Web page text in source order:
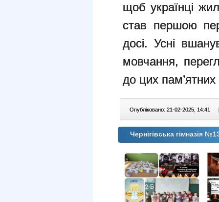
щоб українці
став першою
досі. Усні
мовчання,
до цих пам’ятних
Опубліковано: 21-02-2025, 14:41 |
Чернігівська гімназія